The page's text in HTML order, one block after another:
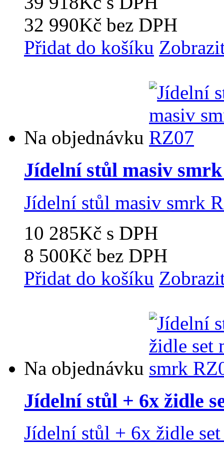
32 990Kč bez DPH
Přidat do košíku
Na objednávku
Jídelní stůl masiv
Jídelní stůl masiv smrk
10 285Kč s DPH
8 500Kč bez DPH
Přidat do košíku
Na objednávku
Jídelní stůl + 6x židle
Jídelní stůl + 6x židle